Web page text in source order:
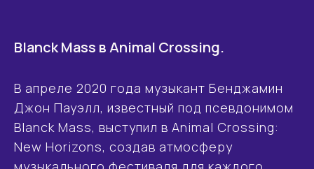
Blanck Mass в Animal Crossing.
В апреле 2020 года музыкант Бенджамин
Джон Пауэлл, известный под псевдонимом
Blanck Mass, выступил в Animal Crossing:
New Horizons, создав атмосферу